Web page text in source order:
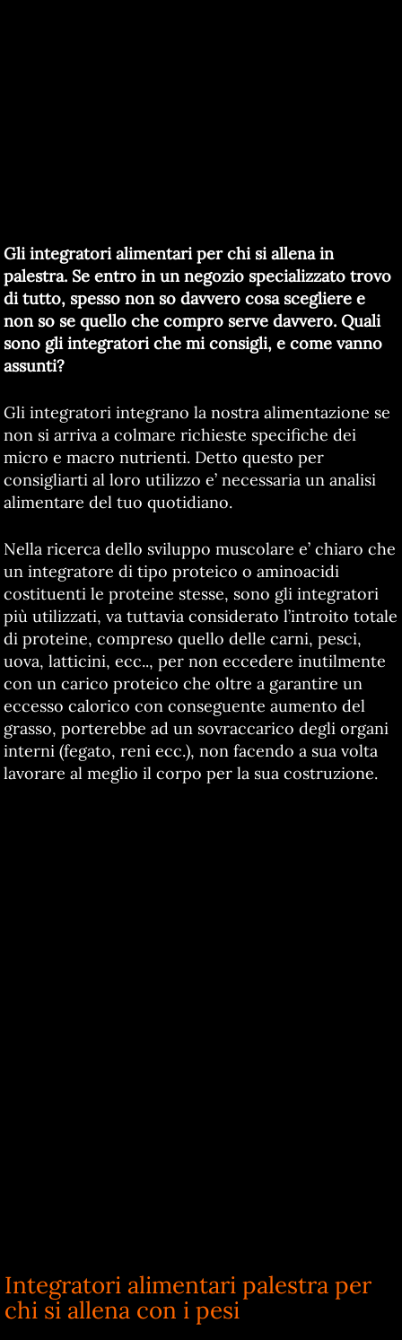
Gli integratori alimentari per chi si allena in
palestra. Se entro in un negozio specializzato trovo
di tutto, spesso non so davvero cosa scegliere e
non so se quello che compro serve davvero. Quali
sono gli integratori che mi consigli, e come vanno
assunti?
Gli integratori integrano la nostra alimentazione se
non si arriva a colmare richieste specifiche dei
micro e macro nutrienti. Detto questo per
consigliarti al loro utilizzo e’ necessaria un analisi
alimentare del tuo quotidiano.
Nella ricerca dello sviluppo muscolare e’ chiaro che
un integratore di tipo proteico o aminoacidi
costituenti le proteine stesse, sono gli integratori
più utilizzati, va tuttavia considerato l’introito totale
di proteine, compreso quello delle carni, pesci,
uova, latticini, ecc.., per non eccedere inutilmente
con un carico proteico che oltre a garantire un
eccesso calorico con conseguente aumento del
grasso, porterebbe ad un sovraccarico degli organi
interni (fegato, reni ecc.), non facendo a sua volta
lavorare al meglio il corpo per la sua costruzione.
Integratori alimentari palestra per
chi si allena con i pesi